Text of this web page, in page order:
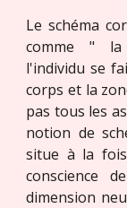
Le schéma
comme " la
l'individu se
corps et la
pas tous les
notion de
situe à la
conscience
dimension